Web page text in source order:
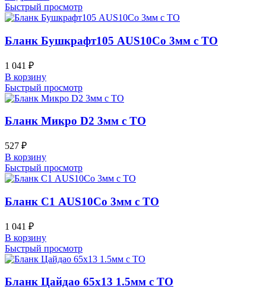
Быстрый просмотр
Бланк Бушкрафт105 AUS10Co 3мм с ТО
1 041 ₽
В корзину
Быстрый просмотр
Бланк Микро D2 3мм с ТО
527 ₽
В корзину
Быстрый просмотр
Бланк С1 AUS10Co 3мм с ТО
1 041 ₽
В корзину
Быстрый просмотр
Бланк Цайдао 65х13 1.5мм с ТО